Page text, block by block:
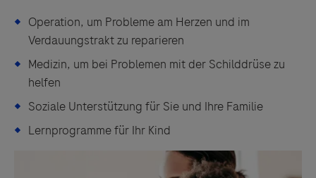
Operation, um Probleme am Herzen und im
Verdauungstrakt zu reparieren
Medizin, um bei Problemen mit der Schilddrüse zu
helfen
Soziale Unterstützung für Sie und Ihre Familie
Lernprogramme für Ihr Kind